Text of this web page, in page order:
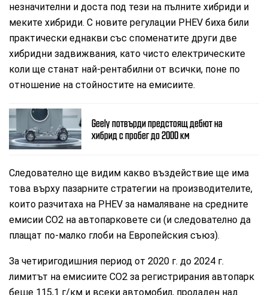
незначителни и доста под тези на пълните хибриди и
меките хибриди. С новите регулации PHEV биха били
практически еднакви със споменатите други две
хибридни задвижвания, като чисто електрическите
коли ще станат най-рентабилни от всички, поне по
отношение на стойностите на емисиите.
Geely потвърди предстоящ дебют на
хибрид с пробег до 2000 км
Следователно ще видим какво въздействие ще има
това върху пазарните стратегии на производителите,
които разчитаха на PHEV за намаляване на средните
емисии CO2 на автопарковете си (и следователно да
плащат по-малко глоби на Европейския съюз).
За четиригодишния период от 2020 г. до 2024 г.
лимитът на емисиите CO2 за регистрирания автопарк
беше 115,1 г/км и всеки автомобил, продаден над